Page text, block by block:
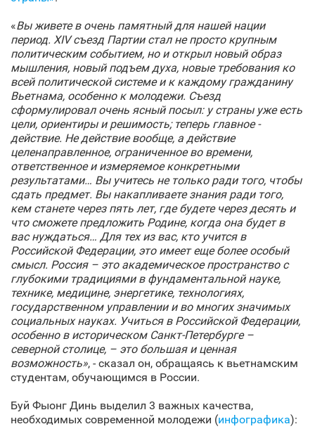
«Вы живете в очень памятный для нашей нации
период. XIV съезд Партии стал не просто крупным
политическим событием, но и открыл новый образ
мышления, новый подъем духа, новые требования ко
всей политической системе и к каждому гражданину
Вьетнама, особенно к молодежи. Съезд
сформулировал очень ясный посыл: у страны уже есть
цели, ориентиры и решимость; теперь главное -
действие. Не действие вообще, а действие
целенаправленное, ограниченное во времени,
ответственное и измеряемое конкретными
результатами… Вы учитесь не только ради того, чтобы
сдать предмет. Вы накапливаете знания ради того,
кем станете через пять лет, где будете через десять и
что сможете предложить Родине, когда она будет в
вас нуждаться… Для тех из вас, кто учится в
Российской Федерации, это имеет еще более особый
смысл. Россия – это академическое пространство с
глубокими традициями в фундаментальной науке,
технике, медицине, энергетике, технологиях,
государственном управлении и во многих значимых
социальных науках. Учиться в Российской Федерации,
особенно в историческом Санкт‑Петербурге –
северной столице, – это большая и ценная
возможность», - сказал он, обращаясь к вьетнамским
студентам, обучающимся в России.
Буй Фыонг Динь выделил 3 важных качества,
необходимых современной молодежи (инфографика):